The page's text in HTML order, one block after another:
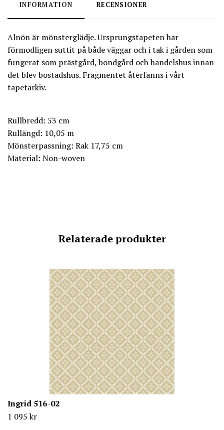
INFORMATION RECENSIONER
Alnön är mönsterglädje. Ursprungstapeten har
förmodligen suttit på både väggar och i tak i gården som
fungerat som prästgård, bondgård och handelshus innan
det blev bostadshus. Fragmentet återfanns i vårt
tapetarkiv.
Rullbredd: 53 cm
Rullängd: 10,05 m
Mönsterpassning: Rak 17,75 cm
Material: Non-woven
Ingrid 516-02
1 095 kr